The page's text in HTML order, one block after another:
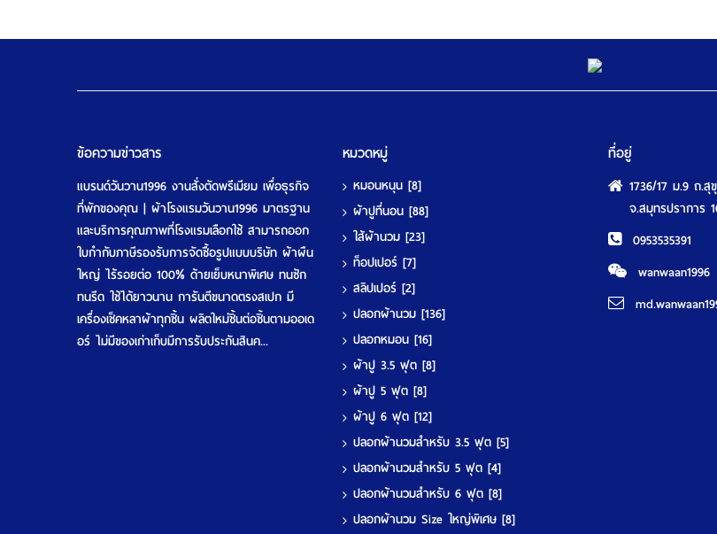
ข้อความข่าวสาร
แบรนด์วันวาน1996 งานสั่งตัดพรีเมียม เพื่อธุรกิจ
ที่พักของคุณ | ผ้าโรงแรมวันวาน1996 มาตรฐาน
และบริการคุณภาพที่โรงแรมเลือกใช้ สามารถออก
ใบกำกับภาษีรองรับการจัดซื้อรูปแบบบริษัท ผ้าผืน
ใหญ่ ไร้รอยต่อ 100% ด้ายเย็บหนาพิเศษ ทนซัก
ทนรีด ใช้ได้ยาวนาน การันตีขนาดตรงสเปก มี
เครื่องเช็คหลาผ้าทุกชิ้น ผลิตใหม่ชิ้นต่อชิ้นตามออเด
อร์ ไม่มีของเก่าเก็บมีการรับประกันสินค...
หมวดหมู่
หมอนหนุน [8]
ผ้าปูที่นอน [88]
ใส้ผ้านวม [23]
ท็อปเปอร์ [7]
สลิปเปอร์ [2]
ปลอกผ้านวม [136]
ปลอกหมอน [16]
ผ้าปู 3.5 ฟุต [8]
ผ้าปู 5 ฟุต [8]
ผ้าปู 6 ฟุต [12]
ปลอกผ้านวมสำหรับ 3.5 ฟุต [5]
ปลอกผ้านวมสำหรับ 5 ฟุต [4]
ปลอกผ้านวมสำหรับ 6 ฟุต [8]
ปลอกผ้านวม Size ใหญ่พิเศษ [8]
ที่อยู่
1736/17 ม.9 ถ.
จ.สมุทรปราการ
0953535391
wanwaan1996